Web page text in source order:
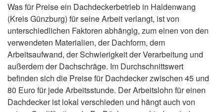
Was für Preise ein Dachdeckerbetrieb in Haldenwang
(Kreis Günzburg) für seine Arbeit verlangt, ist von
unterschiedlichen Faktoren abhängig, zum einen von den
verwendeten Materialien, der Dachform, dem
Arbeitsaufwand, der Schwierigkeit der Verarbeitung und
außerdem der Dachschräge. Im Durchschnittswert
befinden sich die Preise für Dachdecker zwischen 45 und
80 Euro für jede Arbeitsstunde. Der Arbeitslohn für einen
Dachdecker ist lokal verschieden und hängt auch von